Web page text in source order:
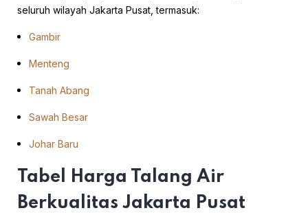
seluruh wilayah Jakarta Pusat, termasuk:
Gambir
Menteng
Tanah Abang
Sawah Besar
Johar Baru
Tabel Harga Talang Air
Berkualitas Jakarta Pusat